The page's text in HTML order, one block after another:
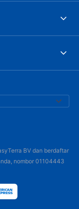
BV dan berdaftar
nombor 01104443